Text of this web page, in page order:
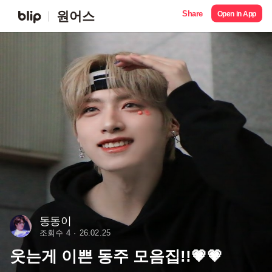
원어스 Share Open in App
동동이
조회수 4 26.02.25
웃는게 이쁜 동주 모음집!!💗💗